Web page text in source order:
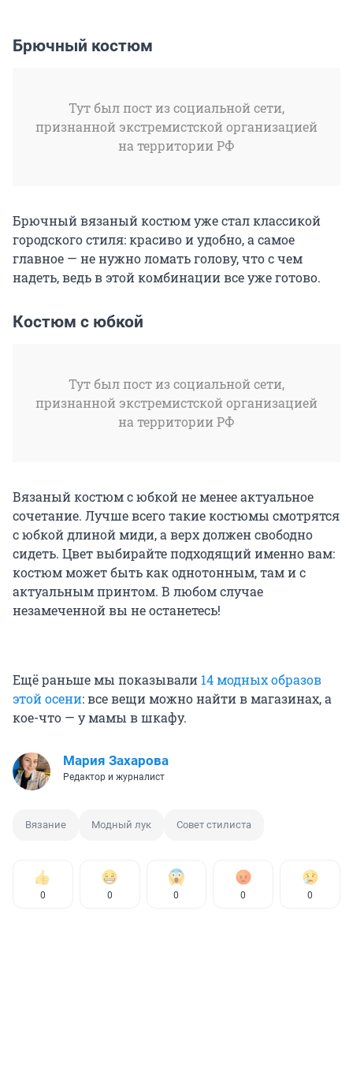
Брючный костюм
Тут был пост из социальной сети,
признанной экстремистской организацией
на территории РФ
Брючный вязаный костюм уже стал классикой
городского стиля: красиво и удобно, а самое
главное — не нужно ломать голову, что с чем
надеть, ведь в этой комбинации все уже готово.
Костюм с юбкой
Тут был пост из социальной сети,
признанной экстремистской организацией
на территории РФ
Вязаный костюм с юбкой не менее актуальное
сочетание. Лучше всего такие костюмы смотрятся
с юбкой длиной миди, а верх должен свободно
сидеть. Цвет выбирайте подходящий именно вам:
костюм может быть как однотонным, там и с
актуальным принтом. В любом случае
незамеченной вы не останетесь!
Ещё раньше мы показывали 14 модных образов
этой осени: все вещи можно найти в магазинах, а
кое-что — у мамы в шкафу.
Мария Захарова
Редактор и журналист
Вязание Модный лук Совет стилиста
0 0 0 0 0